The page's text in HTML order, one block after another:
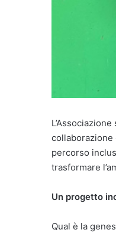
collaborazione
percorso
trasformare
Un progetto
Qual è la